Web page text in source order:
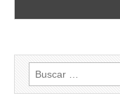
Buscar: